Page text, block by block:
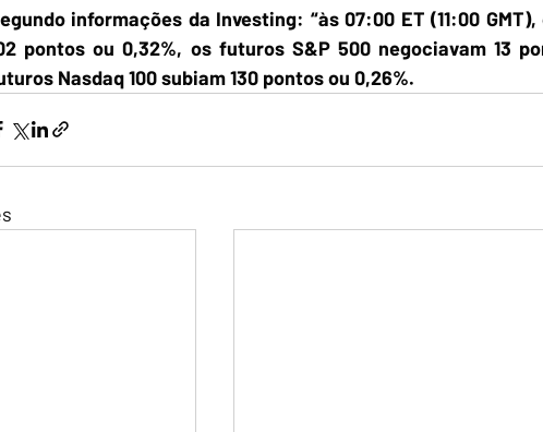
informações da Investing: “às 07:00 ET (11:00
pontos ou 0,32%, os futuros S&P 500 negociavam 13
Nasdaq 100 subiam 130 pontos ou 0,26%.